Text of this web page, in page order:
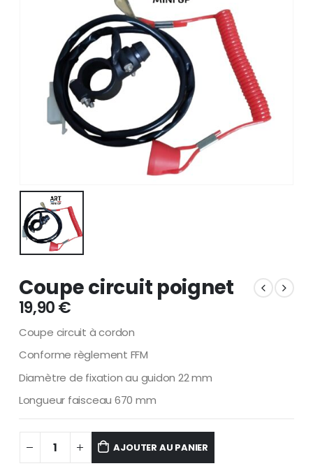
Coupe circuit poignet
19,90€
Coupe circuit à cordon
Conforme règlement FFM
Diamètre de fixation au guidon 22 mm
Longueur faisceau 670 mm
AJOUTER AU PANIER